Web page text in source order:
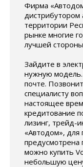
Фирма
дистрибутором
территории
рынке многие
лучшей
Зайдите в
нужную модель.
почте.
специалисту
настоящее
кредитование
лизинг, трейд-
«Автодом», для
предусмотрена
можно купить
небольшую